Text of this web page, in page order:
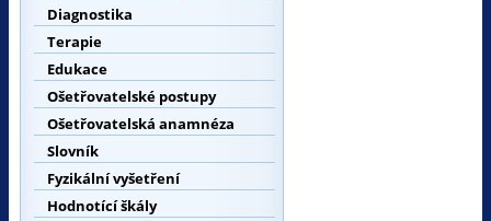
Diagnostika
Terapie
Edukace
Ošetřovatelské postupy
Ošetřovatelská anamnéza
Slovník
Fyzikální vyšetření
Hodnotící škály